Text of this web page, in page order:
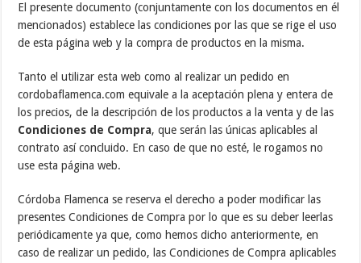
El presente documento (conjuntamente con los documentos en él
mencionados) establece las condiciones por las que se rige el uso
de esta página web y la compra de productos en la misma.
Tanto el utilizar esta web como al realizar un pedido en
cordobaflamenca.com equivale a la aceptación plena y entera de
los precios, de la descripción de los productos a la venta y de las
Condiciones de Compra, que serán las únicas aplicables al
contrato así concluido. En caso de que no esté, le rogamos no
use esta página web.
Córdoba Flamenca se reserva el derecho a poder modificar las
presentes Condiciones de Compra por lo que es su deber leerlas
periódicamente ya que, como hemos dicho anteriormente, en
caso de realizar un pedido, las Condiciones de Compra aplicables